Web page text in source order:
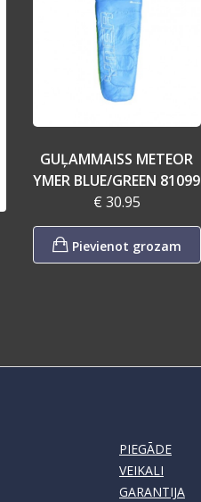
GUĻAMMAISS METEOR
YMER BLUE/GREEN 81099
€ 30.95
Pievienot grozam
PIEGĀDE
VEIKALI
GARANTIJA